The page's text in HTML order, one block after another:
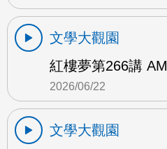
文學大觀園
紅樓夢第266講 AM
2026/06/22
文學大觀園